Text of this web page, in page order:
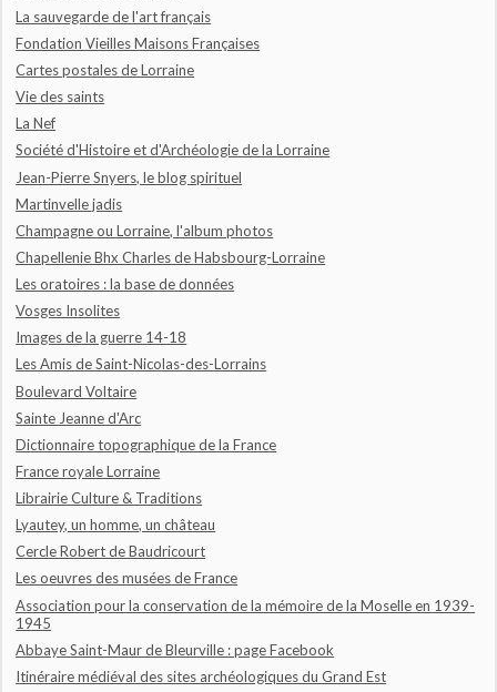
La sauvegarde de l'art français
Fondation Vieilles Maisons Françaises
Cartes postales de Lorraine
Vie des saints
La Nef
Société d'Histoire et d'Archéologie de la Lorraine
Jean-Pierre Snyers, le blog spirituel
Martinvelle jadis
Champagne ou Lorraine, l'album photos
Chapellenie Bhx Charles de Habsbourg-Lorraine
Les oratoires : la base de données
Vosges Insolites
Images de la guerre 14-18
Les Amis de Saint-Nicolas-des-Lorrains
Boulevard Voltaire
Sainte Jeanne d'Arc
Dictionnaire topographique de la France
France royale Lorraine
Librairie Culture & Traditions
Lyautey, un homme, un château
Cercle Robert de Baudricourt
Les oeuvres des musées de France
Association pour la conservation de la mémoire de la Moselle en 1939-
1945
Abbaye Saint-Maur de Bleurville : page Facebook
Itinéraire médiéval des sites archéologiques du Grand Est